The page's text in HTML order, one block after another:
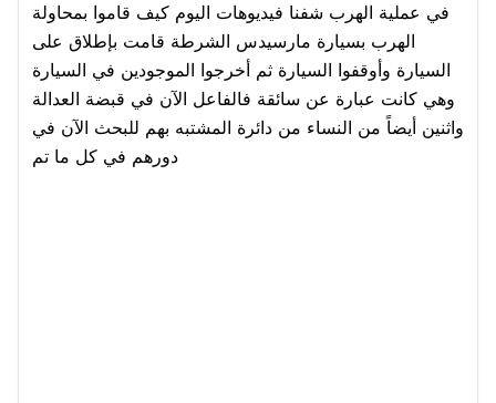
في عملية الهرب شفنا فيديوهات اليوم كيف قاموا بمحاولة
الهرب بسيارة مارسيدس الشرطة قامت بإطلاق على
السيارة وأوقفوا السيارة ثم أخرجوا الموجودين في السيارة
وهي كانت عبارة عن سائقة فالفاعل الآن في قبضة العدالة
واثنين أيضاً من النساء من دائرة المشتبه بهم للبحث الآن في
دورهم في كل ما تم